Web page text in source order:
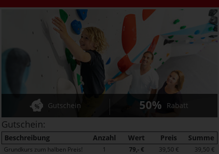
Gutschein 50% Rabatt
Gutschein:
Beschreibung Anzahl Wert Preis Summe
Grundkurs zum halben Preis! 1 79,- € 39,50 €
39,50 €